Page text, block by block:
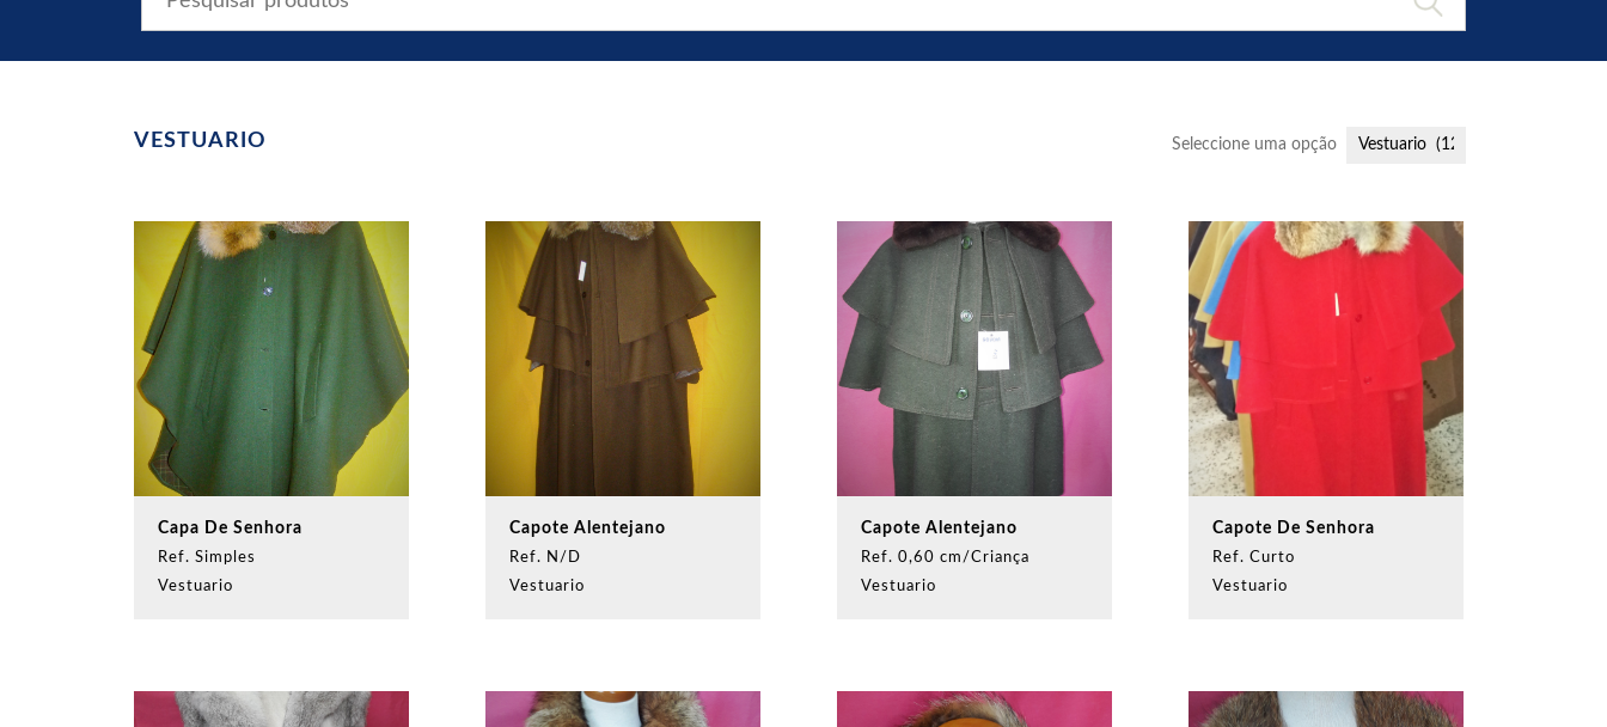
VESTUARIO Seleccione uma opção
Capa De Senhora
Ref. Simples
Vestuario
Capote Alentejano
Ref. N/D
Vestuario
Capote Alentejano
Ref. 0,60 cm/Criança
Vestuario
Capote De Senhora
Ref. Curto
Vestuario